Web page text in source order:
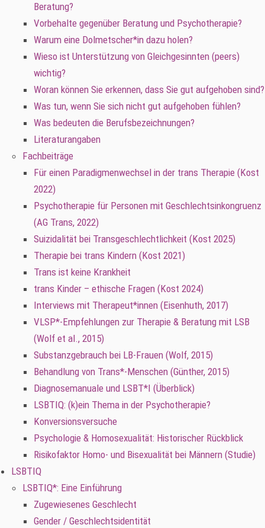
Beratung?
Vorbehalte gegenüber Beratung und Psychotherapie?
Warum eine Dolmetscher*in dazu holen?
Wieso ist Unterstützung von Gleichgesinnten (peers)
wichtig?
Woran können Sie erkennen, dass Sie gut aufgehoben sind?
Was tun, wenn Sie sich nicht gut aufgehoben fühlen?
Was bedeuten die Berufsbezeichnungen?
Literaturangaben
Fachbeiträge
Für einen Paradigmenwechsel in der trans Therapie (Kost
2022)
Psychotherapie für Personen mit Geschlechtsinkongruenz
(AG Trans, 2022)
Suizidalität bei Transgeschlechtlichkeit (Kost 2025)
Therapie bei trans Kindern (Kost 2021)
Trans ist keine Krankheit
trans Kinder – ethische Fragen (Kost 2024)
Interviews mit Therapeut*innen (Eisenhuth, 2017)
VLSP*-Empfehlungen zur Therapie & Beratung mit LSB
(Wolf et al., 2015)
Substanzgebrauch bei LB-Frauen (Wolf, 2015)
Behandlung von Trans*-Menschen (Günther, 2015)
Diagnosemanuale und LSBT*I (Überblick)
LSBTIQ: (k)ein Thema in der Psychotherapie?
Konversionsversuche
Psychologie & Homosexualität: Historischer Rückblick
Risikofaktor Homo- und Bisexualität bei Männern (Studie)
LSBTIQ
LSBTIQ*: Eine Einführung
Zugewiesenes Geschlecht
Gender / Geschlechtsidentität